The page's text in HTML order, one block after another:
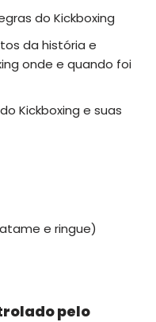
do Kickboxing
da história e
onde e quando foi
Kickboxing e suas
e ringue)
pelo